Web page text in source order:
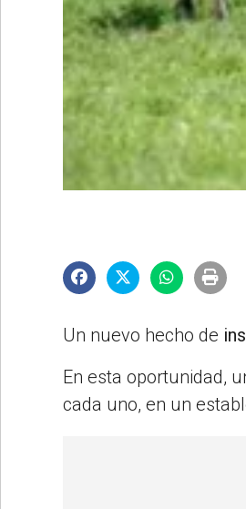
• RADIOS EN VIVO
©2007/2026
Un nuevo hecho de
En esta oportunidad,
cada uno, en un